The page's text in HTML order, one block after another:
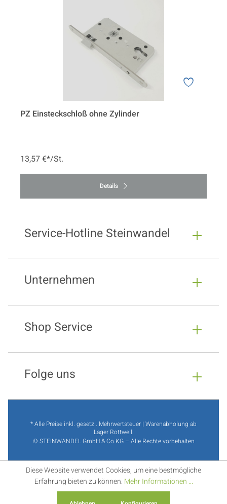
PZ Einsteckschloß ohne Zylinder
13,57 €*/St.
Details
Service-Hotline Steinwandel
Unternehmen
Shop Service
Folge uns
* Alle Preise inkl. gesetzl. Mehrwertsteuer | Warenabholung ab
Lager Rottweil.
© STEINWANDEL GmbH & Co.KG – Alle Rechte vorbehalten
Diese Website verwendet Cookies, um eine bestmögliche
Erfahrung bieten zu können. Mehr Informationen ...